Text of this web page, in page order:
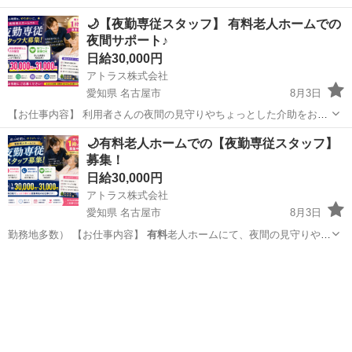
🌙【夜勤専従スタッフ】 有料老人ホームでの
夜間サポート♪
日給30,000円
アトラス株式会社
愛知県 名古屋市
8月3日
【お仕事内容】 利用者さんの夜間の見守りやちょっとした介助をお願
いします！ 夜勤といっても、身体介護は少なめなので、安心してスタ
ートできます♪ ◎施設利用者は約30名 ◎平均介護度は2.9 【こんな方
におす...
愛知 名古屋市 介護 スタッフ
🌙有料老人ホームでの【夜勤専従スタッフ】
募集！
日給30,000円
アトラス株式会社
愛知県 名古屋市
8月3日
勤務地多数） 【お仕事内容】 有料老人ホームにて、夜間の見守りや介